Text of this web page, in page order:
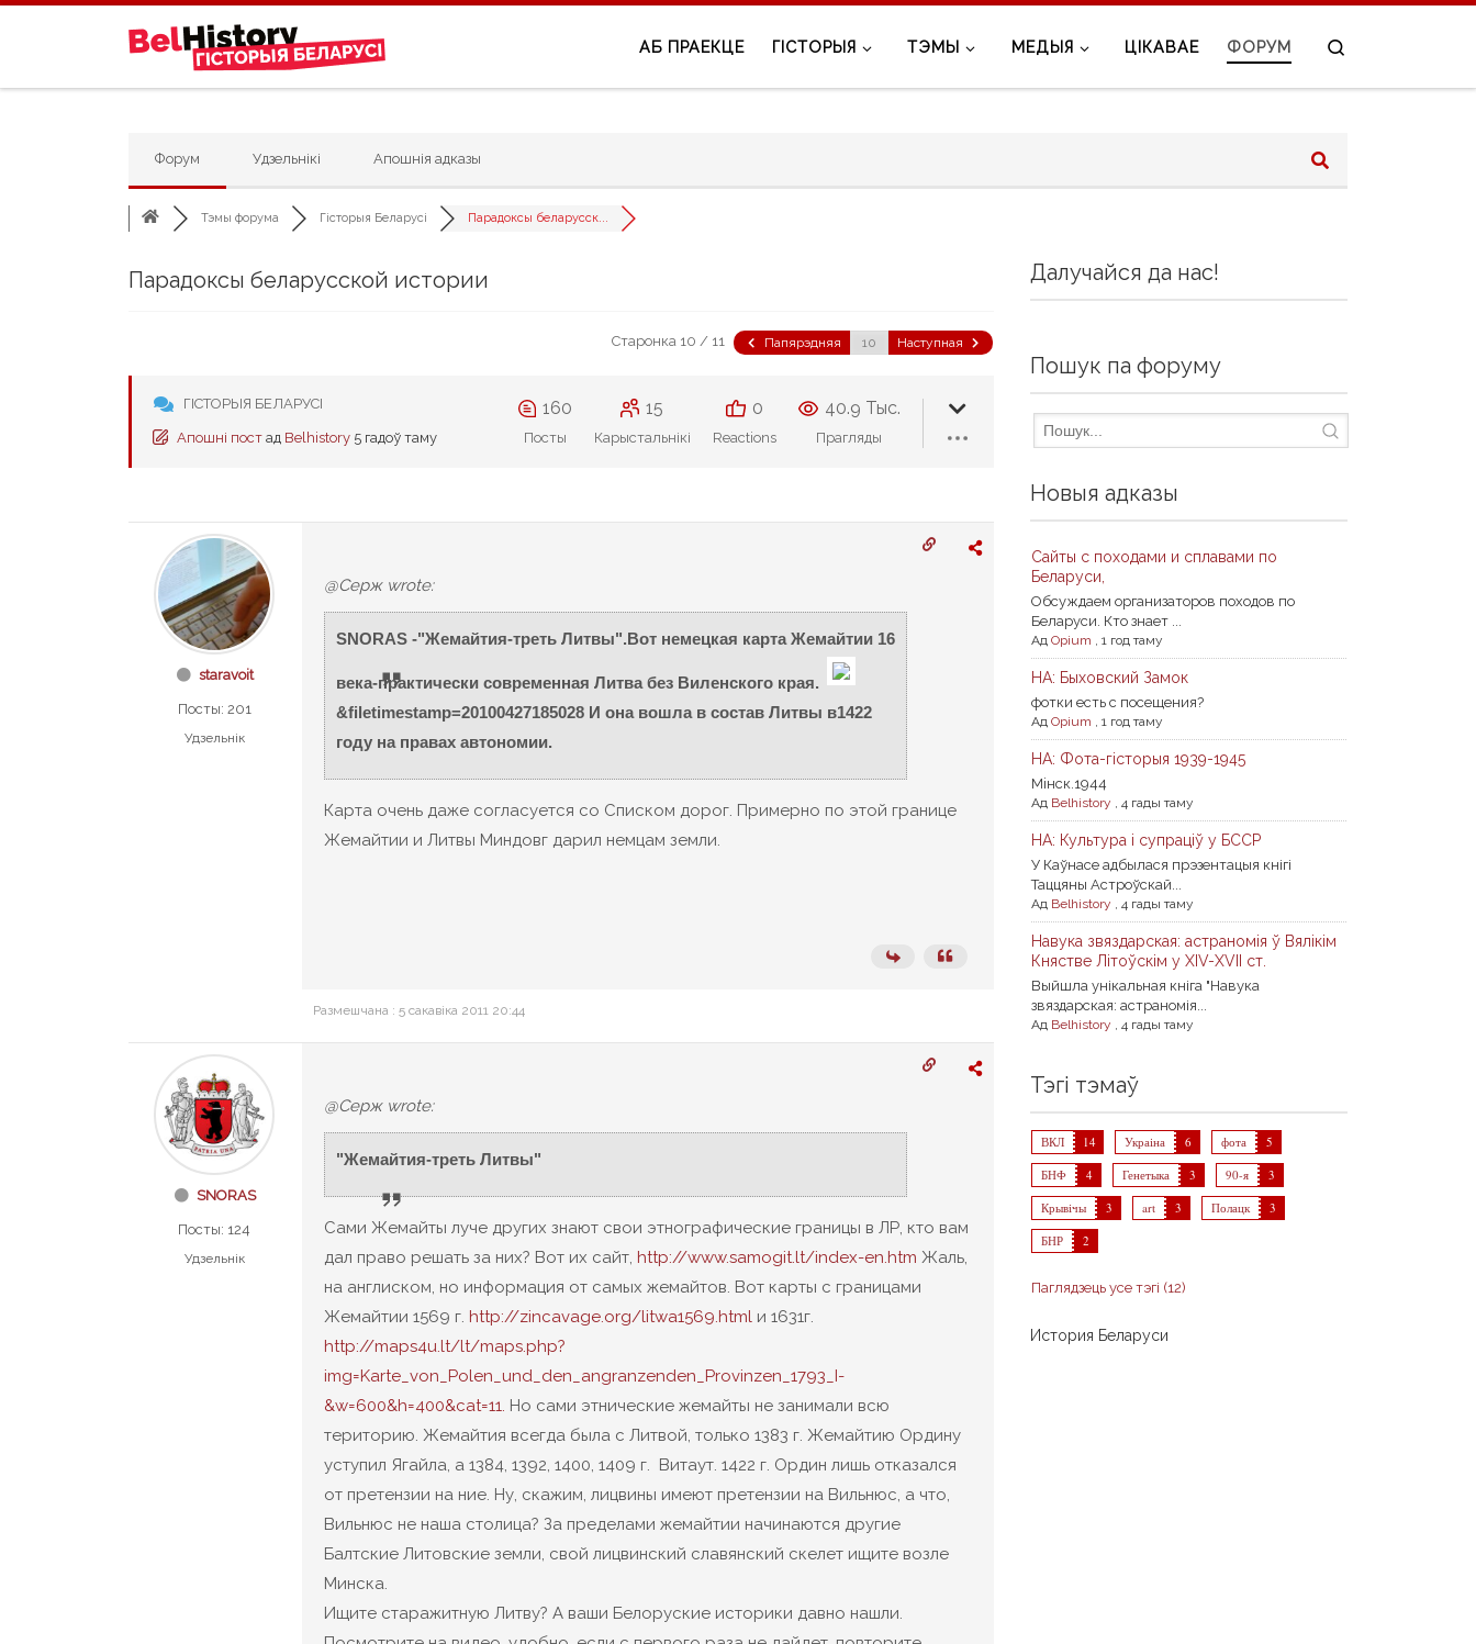
Skip to content
АБ ПРАЕКЦЕ ГІСТОРЫЯ ТЭМЫ МЕДЫЯ ЦІКАВАЕ ФОРУМ
Форум Удзельнікі Апошнія адказы
Тэмы форума Гісторыя Беларусі Парадоксы беларусск...
Парадоксы беларусской истории
Старонка 10 / 11 Папярэдняя Наступная
ГІСТОРЫЯ БЕЛАРУСІ
Апошні пост ад Belhistory 5 гадоў таму
160
Посты
15
Карыстальнікі
0
Reactions
40.9 Тыс.
Прагляды
staravoit
Посты: 201
Удзельнік
@Серж wrote:
SNORAS -"Жемайтия-треть Литвы".Вот немецкая карта Жемайтии 16
века-практически современная Литва без Виленского края.
&filetimestamp=20100427185028 И она вошла в состав Литвы в1422
году на правах автономии.
Карта очень даже согласуется со Списком дорог. Примерно по этой границе
Жемайтии и Литвы Миндовг дарил немцам земли.
Размешчана : 5 сакавіка 2011 20:44
SNORAS
Посты: 124
Удзельнік
@Серж wrote:
"Жемайтия-треть Литвы"
Сами Жемайты луче других знают свои этнографические границы в ЛР, кто вам
дал право решать за них? Вот их сайт, http://www.samogit.lt/index-en.htm Жаль,
на англиском, но информация от самых жемайтов. Вот карты с границами
Жемайтии 1569 г. http://zincavage.org/litwa1569.html и 1631г.
http://maps4u.lt/lt/maps.php?
img=Karte_von_Polen_und_den_angranzenden_Provinzen_1793_I-
&w=600&h=400&cat=11. Но сами этнические жемайты не занимали всю
територию. Жемайтия всегда была с Литвой, только 1383 г. Жемайтию Ордину
уступил Ягайла, а 1384, 1392, 1400, 1409 г. ­ Витаут. 1422 г. Ордин лишь отказался
от претензии на ние. Ну, скажим, лицвины имеют претензии на Вильнюс, а что,
Вильнюс не наша столица? За пределами жемайтии начинаются другие
Балтские Литовские земли, свой лицвинский славянский скелет ищите возле
Минска.
Ищите старажитную Литву? А ваши Белоруские историки давно нашли.
Далучайся да нас!
Пошук па форуму
Новыя адказы
Сайты с походами и сплавами по
Беларуси,
Обсуждаем организаторов походов по
Беларуси. Кто знает ...
АдOpium ,1 год таму
НА: Быховский Замок
фотки есть с посещения?
АдOpium ,1 год таму
НА: Фота-гісторыя 1939-1945
Мiнск.1944
Ад Belhistory ,4 гады таму
НА: Культура і супраціў у БССР
У Каўнасе адбылася прэзентацыя кнігі
Таццяны Астроўскай...
Ад Belhistory ,4 гады таму
Навука звяздарская: астраномія ў Вялікім
Княстве Літоўскім у XIV-XVII ст.
Выйшла унікальная кніга "Навука
звяздарская: астраномія...
Ад Belhistory ,4 гады таму
Тэгі тэмаў
ВКЛ 14 Украіна 6 фота
5
БНФ
4 Генетыка 3 90-я
3
Крывічы
3 art 3 Полацк
3
БНР
2
Паглядзець усе тэгі (12)
История Беларуси